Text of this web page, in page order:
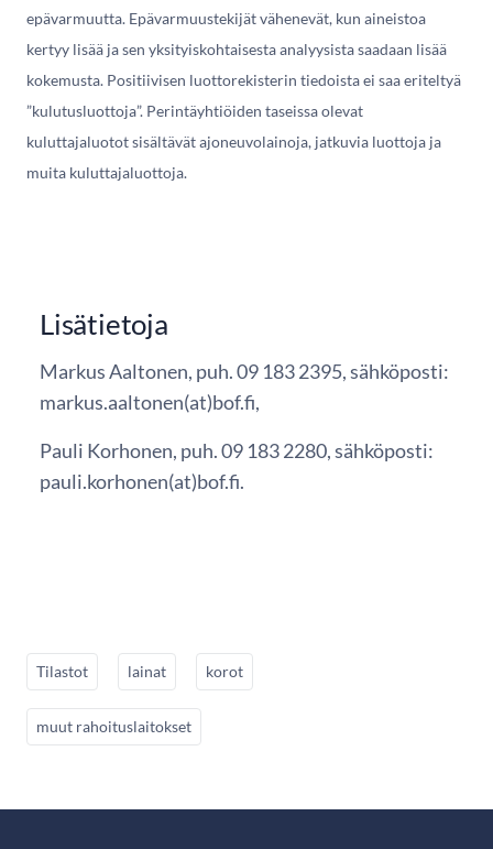
epävarmuutta. Epävarmuustekijät vähenevät, kun aineistoa
kertyy lisää ja sen yksityiskohtaisesta analyysista saadaan lisää
kokemusta. Positiivisen luottorekisterin tiedoista ei saa eriteltyä
”kulutusluottoja”. Perintäyhtiöiden taseissa olevat
kuluttajaluotot sisältävät ajoneuvolainoja, jatkuvia luottoja ja
muita kuluttajaluottoja.
Lisätietoja
Markus Aaltonen, puh. 09 183 2395, sähköposti:
markus.aaltonen(at)bof.fi,
Pauli Korhonen, puh. 09 183 2280, sähköposti:
pauli.korhonen(at)bof.fi.
Tilastot lainat korot
muut rahoituslaitokset